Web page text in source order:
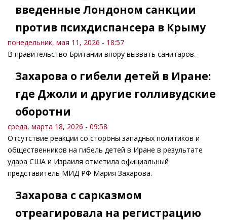
введенные Лондоном санкции
против психдиспансера в Крыму
понедельник, мая 11, 2026 - 18:57
В правительство Британии впору вызвать санитаров.
Захарова о гибели детей в Иране:
где Джоли и другие голливудские
оборотни
среда, марта 18, 2026 - 09:58
Отсутствие реакции со стороны западных политиков и
общественников на гибель детей в Иране в результате
удара США и Израиля отметила официальный
представитель МИД РФ Мария Захарова.
Захарова с сарказмом
отреагировала на регистрацию